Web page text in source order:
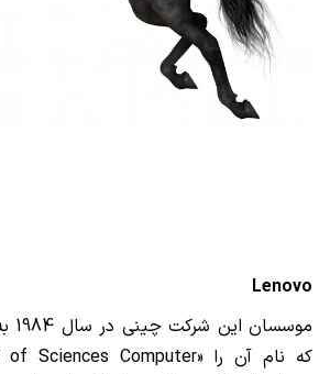
Lenovo
که نام آن را «of Sciences Computer